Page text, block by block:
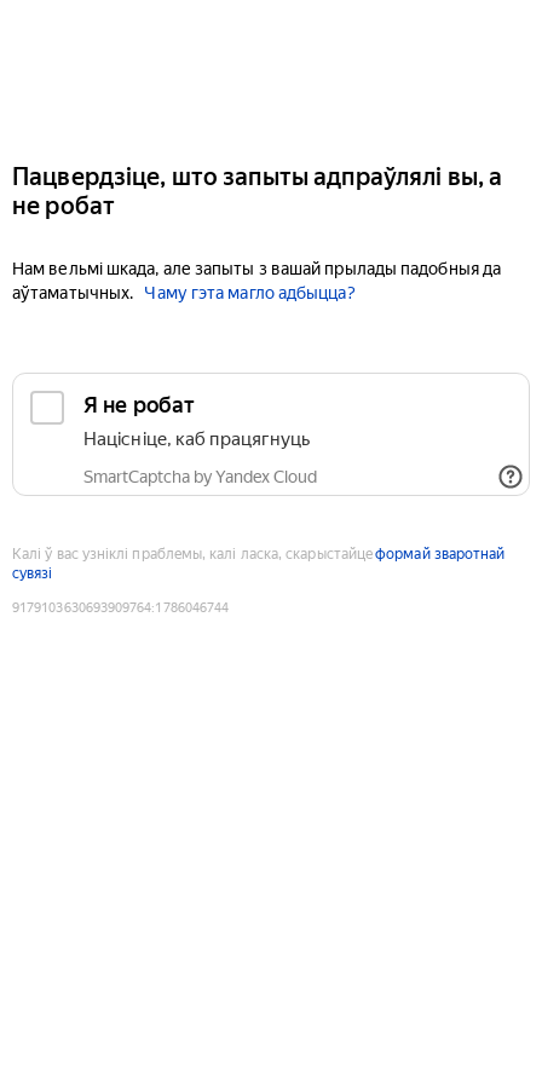
Пацвердзіце, што запыты адпраўлялі вы, а
не робат
Нам вельмі шкада, але запыты з вашай прылады падобныя да
аўтаматычных.
Чаму гэта магло адбыцца?
Я не робат
Націсніце, каб працягнуць
SmartCaptcha by Yandex Cloud
Калі ў вас узніклі праблемы, калі ласка, скарыстайцеформай зваротнай
сувязі
9179103630693909764:1786046744